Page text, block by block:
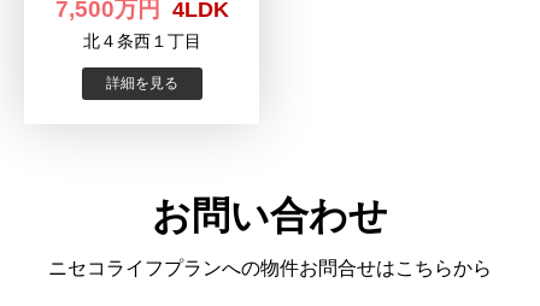
7,500万円 4LDK
北４条西１丁目
詳細を見る
お問い合わせ
ニセコライフプランへの物件お問合せはこちらから